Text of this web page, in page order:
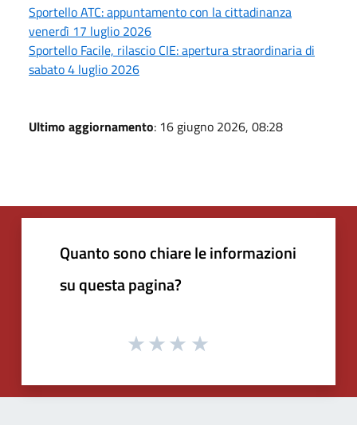
Sportello ATC: appuntamento con la cittadinanza
venerdì 17 luglio 2026
Sportello Facile, rilascio CIE: apertura straordinaria di
sabato 4 luglio 2026
Ultimo aggiornamento: 16 giugno 2026, 08:28
Quanto sono chiare le informazioni
su questa pagina?